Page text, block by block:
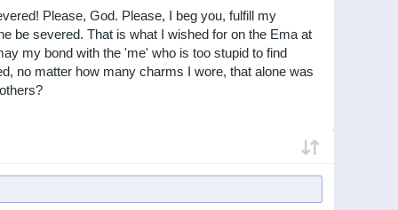
Please, God. Please, I beg you, fulfill my
be severed. That is what I wished for on the Ema at
my bond with the 'me' who is too stupid to find
no matter how many charms I wore, that alone was